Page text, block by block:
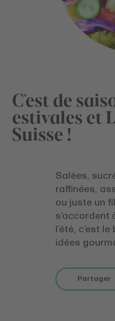
C'est de
estivales et
Suisse !
Salées,
raffinées,
ou juste un
s’accordent
l’été, c’est
idées
Partager